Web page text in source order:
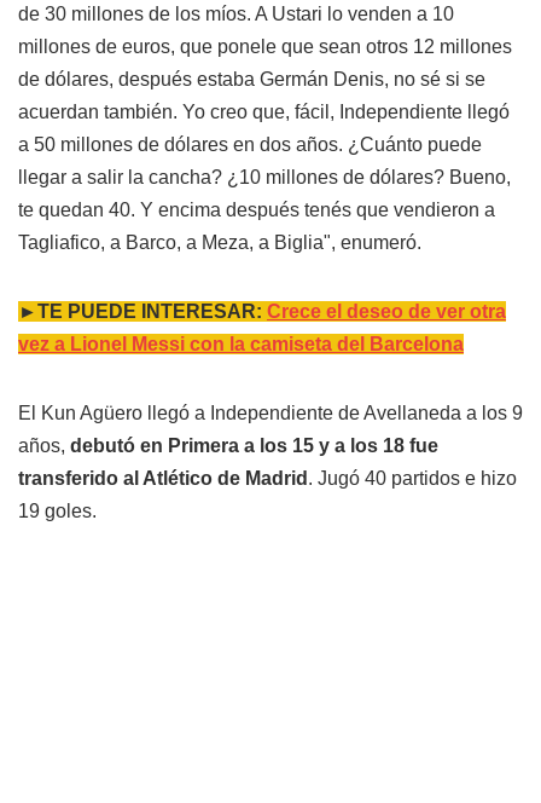
de 30 millones de los míos. A Ustari lo venden a 10
millones de euros, que ponele que sean otros 12 millones
de dólares, después estaba Germán Denis, no sé si se
acuerdan también. Yo creo que, fácil, Independiente llegó
a 50 millones de dólares en dos años. ¿Cuánto puede
llegar a salir la cancha? ¿10 millones de dólares? Bueno,
te quedan 40. Y encima después tenés que vendieron a
Tagliafico, a Barco, a Meza, a Biglia", enumeró.
►TE PUEDE INTERESAR: Crece el deseo de ver otra
vez a Lionel Messi con la camiseta del Barcelona
El Kun Agüero llegó a Independiente de Avellaneda a los 9
años, debutó en Primera a los 15 y a los 18 fue
transferido al Atlético de Madrid . Jugó 40 partidos e hizo
19 goles.